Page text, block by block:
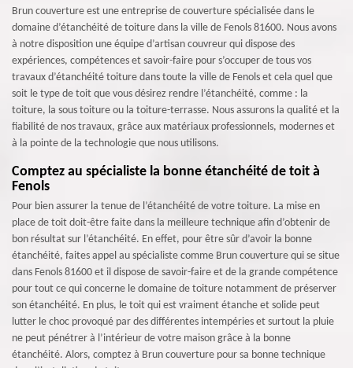
Brun couverture est une entreprise de couverture spécialisée dans le
domaine d’étanchéité de toiture dans la ville de Fenols 81600. Nous avons
à notre disposition une équipe d’artisan couvreur qui dispose des
expériences, compétences et savoir-faire pour s’occuper de tous vos
travaux d’étanchéité toiture dans toute la ville de Fenols et cela quel que
soit le type de toit que vous désirez rendre l’étanchéité, comme : la
toiture, la sous toiture ou la toiture-terrasse. Nous assurons la qualité et la
fiabilité de nos travaux, grâce aux matériaux professionnels, modernes et
à la pointe de la technologie que nous utilisons.
Comptez au spécialiste la bonne étanchéité de toit à
Fenols
Pour bien assurer la tenue de l’étanchéité de votre toiture. La mise en
place de toit doit-être faite dans la meilleure technique afin d’obtenir de
bon résultat sur l’étanchéité. En effet, pour être sûr d’avoir la bonne
étanchéité, faites appel au spécialiste comme Brun couverture qui se situe
dans Fenols 81600 et il dispose de savoir-faire et de la grande compétence
pour tout ce qui concerne le domaine de toiture notamment de préserver
son étanchéité. En plus, le toit qui est vraiment étanche et solide peut
lutter le choc provoqué par des différentes intempéries et surtout la pluie
ne peut pénétrer à l’intérieur de votre maison grâce à la bonne
étanchéité. Alors, comptez à Brun couverture pour sa bonne technique